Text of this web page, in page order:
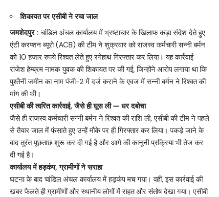
शिकायत पर एसीबी ने रचा जाल
जमशेदपुर :चांडिल अंचल कार्यालय में भ्रष्टाचार के खिलाफ कड़ा संदेश देते हुए
एंटी करप्शन ब्यूरो (ACB) की टीम ने शुक्रवार को राजस्व कर्मचारी सन्नी बर्मन
को 10 हजार रुपये रिश्वत लेते हुए रंगेहाथ गिरफ्तार कर लिया। यह कार्रवाई
राजेश हेम्ब्रम नामक युवक की शिकायत पर की गई, जिन्होंने आरोप लगाया था कि
पुश्तैनी जमीन का नाम पंजी-2 में दर्ज कराने के एवज में सन्नी बर्मन ने रिश्वत की
मांग की थी।
एसीबी की त्वरित कार्रवाई, जैसे ही घूस ली — धर दबोचा
जैसे ही राजस्व कर्मचारी सन्नी बर्मन ने रिश्वत की राशि ली, एसीबी की टीम ने पहले
से तैयार जाल में फंसाते हुए उन्हें मौके पर ही गिरफ्तार कर लिया। पकड़े जाने के
बाद तुरंत पूछताछ शुरू कर दी गई है और आगे की कानूनी प्रक्रिया भी तेज कर
दी गई है।
कार्यालय में हड़कंप, ग्रामीणों ने सराहा
घटना के बाद चांडिल अंचल कार्यालय में हड़कंप मच गया। वहीं, इस कार्रवाई की
खबर फैलते ही ग्रामीणों और स्थानीय लोगों में राहत और संतोष देखा गया। एसीबी